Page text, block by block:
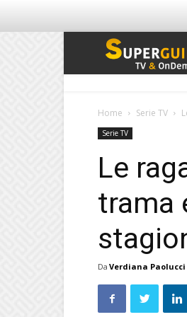
Home Serie TV
Serie TV
Le
trama
Da Verdiana Paolucci